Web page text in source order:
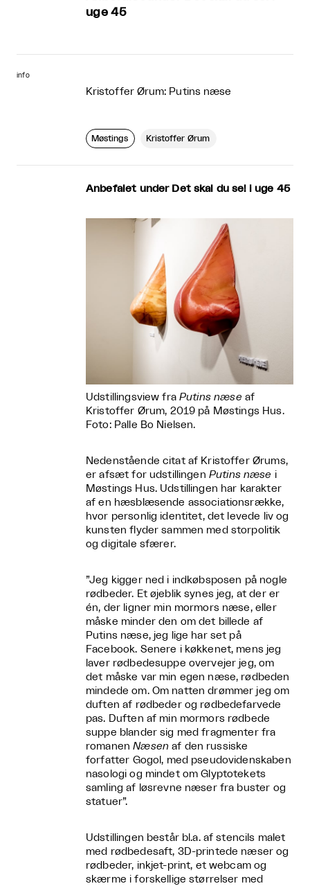
uge 45
info
Kristoffer Ørum: Putins næse
Møstings Kristoffer Ørum
Anbefalet under Det skal du se! i uge 45
Udstillingsview fra Putins næse af
Kristoffer Ørum, 2019 på Møstings Hus.
Foto: Palle Bo Nielsen.
Nedenstående citat af Kristoffer Ørums,
er afsæt for udstillingen Putins næse i
Møstings Hus. Udstillingen har karakter
af en hæsblæsende associationsrække,
hvor personlig identitet, det levede liv og
kunsten flyder sammen med storpolitik
og digitale sfærer.
”Jeg kigger ned i indkøbsposen på nogle
rødbeder. Et øjeblik synes jeg, at der er
én, der ligner min mormors næse, eller
måske minder den om det billede af
Putins næse, jeg lige har set på
Facebook. Senere i køkkenet, mens jeg
laver rødbedesuppe overvejer jeg, om
det måske var min egen næse, rødbeden
mindede om. Om natten drømmer jeg om
duften af rødbeder og rødbedefarvede
pas. Duften af min mormors rødbede
suppe blander sig med fragmenter fra
romanenNæsen af den russiske
forfatter Gogol, med pseudovidenskaben
nasologi og mindet om Glyptotekets
samling af løsrevne næser fra buster og
statuer”.
Udstillingen består bl.a. af stencils malet
med rødbedesaft, 3D-printede næser og
rødbeder, inkjet-print, et webcam og
skærme i forskellige størrelser med